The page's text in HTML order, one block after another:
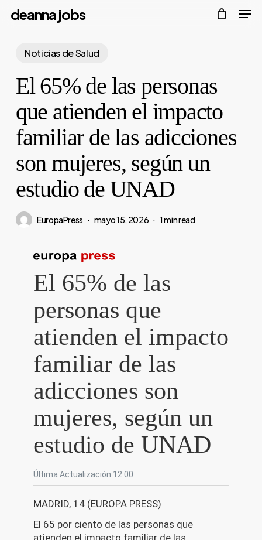
Skip
content
deanna jobs
Noticias de Salud
El 65% de las personas
que atienden el impacto
familiar de las adicciones
son mujeres, según un
estudio de UNAD
EuropaPress mayo 15, 2026 1 min read